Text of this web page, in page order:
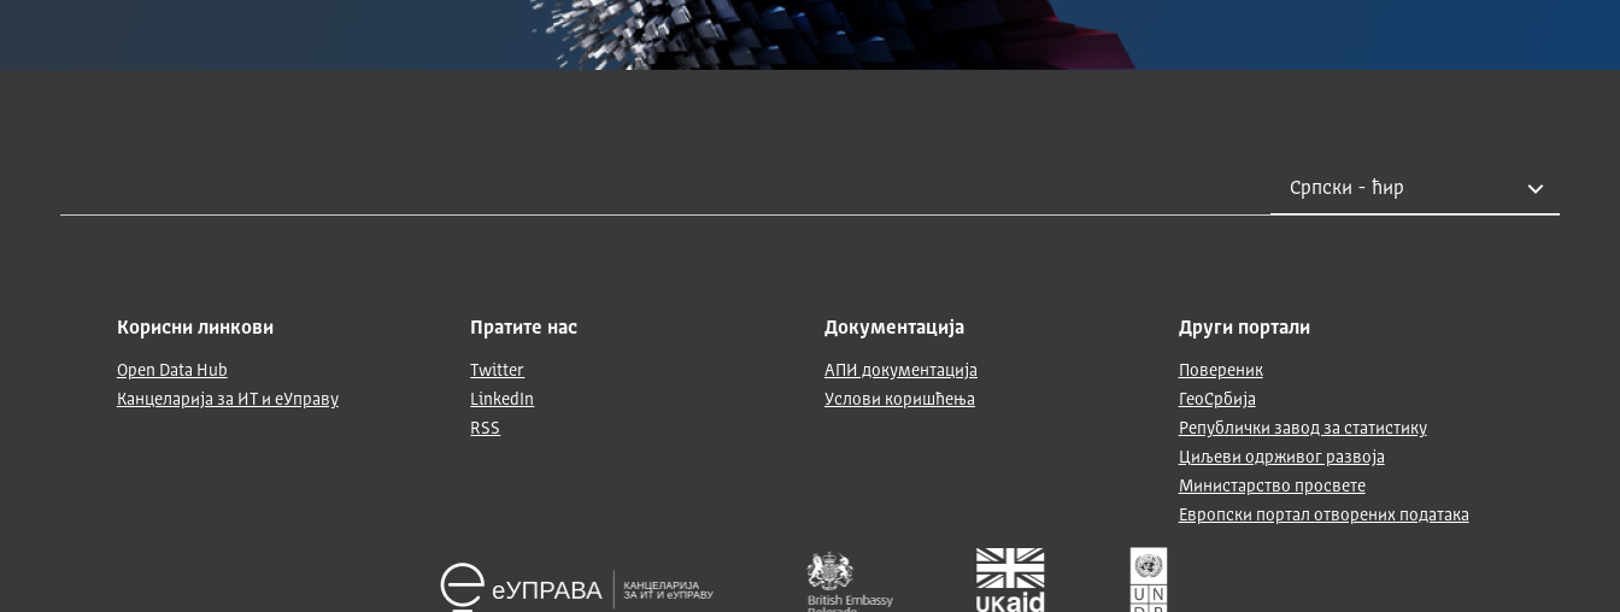
Корисни линкови
Open Data Hub
Канцеларија за ИТ и еУправу
Пратите нас
Twitter
LinkedIn
RSS
Документација
АПИ документација
Услови коришћења
Други портали
Повереник
ГеоСрбија
Републички завод за статистику
Циљеви одрживог развоја
Министарство просвете
Европски портал отворених података